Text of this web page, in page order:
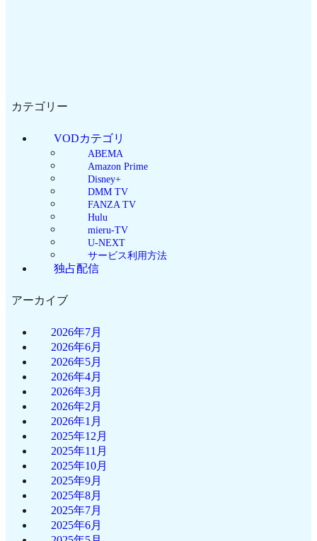
カテゴリー
VODカテゴリ
ABEMA
Amazon Prime
Disney+
DMM TV
FANZA TV
Hulu
mieru-TV
U-NEXT
サービス利用方法
独占配信
アーカイブ
2026年7月
2026年6月
2026年5月
2026年4月
2026年3月
2026年2月
2026年1月
2025年12月
2025年11月
2025年10月
2025年9月
2025年8月
2025年7月
2025年6月